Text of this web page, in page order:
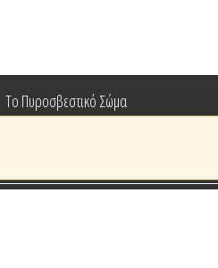
Το Πυροσβεστικό Σώμα